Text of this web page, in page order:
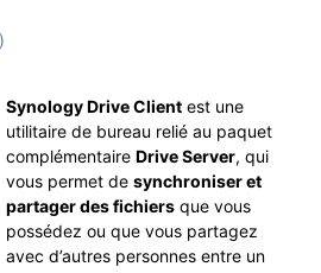
Syn­ol­o­gy Dri­ve Client est une
util­i­taire de bureau relié au paquet
com­plé­men­taire Dri­ve Serv­er, qui
vous per­met de syn­chro­nis­er et
partager des fichiers que vous
pos­sédez ou que vous partagez
avec d’autres per­son­nes entre un